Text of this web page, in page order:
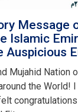
Message
Islamic
Auspicious
Mujahid Nation
the World!